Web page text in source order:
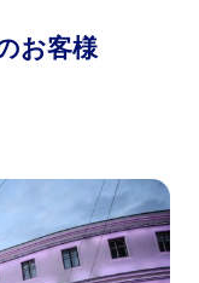
お客様